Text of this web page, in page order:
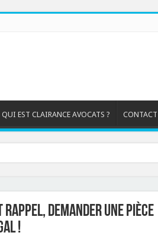
QUI EST CLAIRANCE AVOCATS ?
demander une pièce
!